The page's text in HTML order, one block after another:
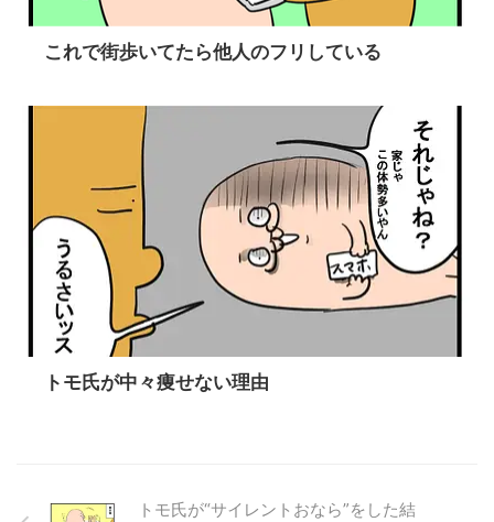
これで街歩いてたら他人のフリしている
トモ氏が中々痩せない理由
トモ氏が“サイレントおなら”をした結